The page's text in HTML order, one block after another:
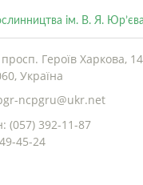
ім. В. Я.
Героїв Харкова,
Україна
ncpgru@ukr.net
(057) 392-11-87
45-24